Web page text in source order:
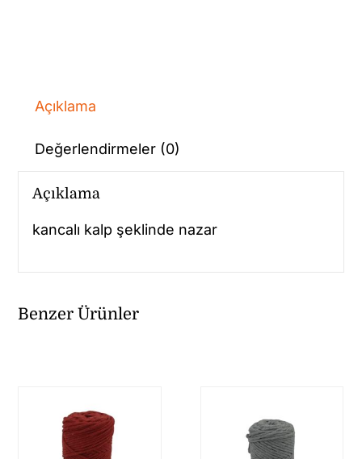
Açıklama
Değerlendirmeler (0)
Açıklama
kancalı kalp şeklinde nazar
Benzer Ürünler